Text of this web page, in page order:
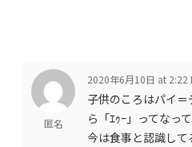
匿名
2020年6月10日 at 2:22
子供のころはパイ
ら「ｴｩｰ」ってなって
今は食事と認識し